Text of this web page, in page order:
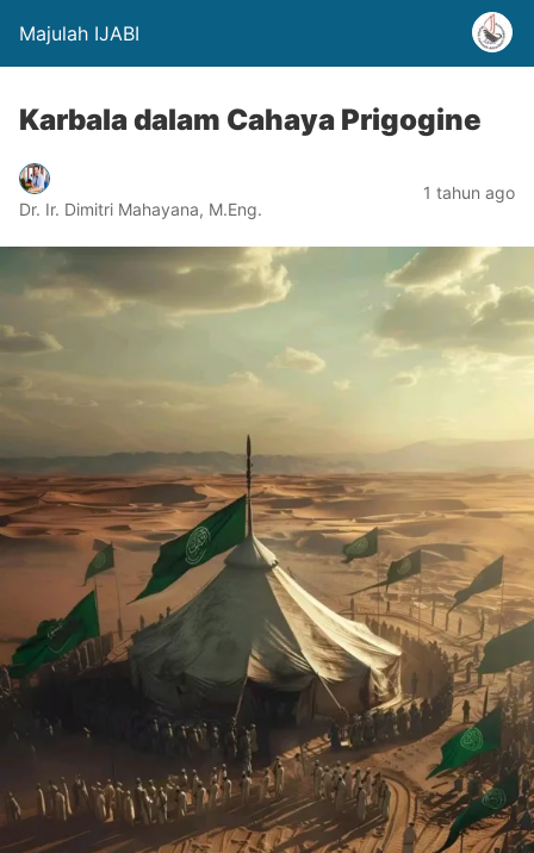
Majulah IJABI
Karbala dalam Cahaya Prigogine
Dr. Ir. Dimitri Mahayana, M.Eng.
1 tahun ago